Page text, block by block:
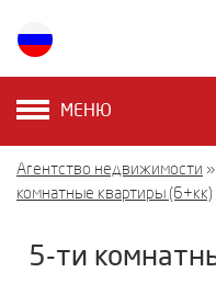
МЕНЮ
Агентство недвижимости »
комнатные квартиры (6+кк)
5-ти